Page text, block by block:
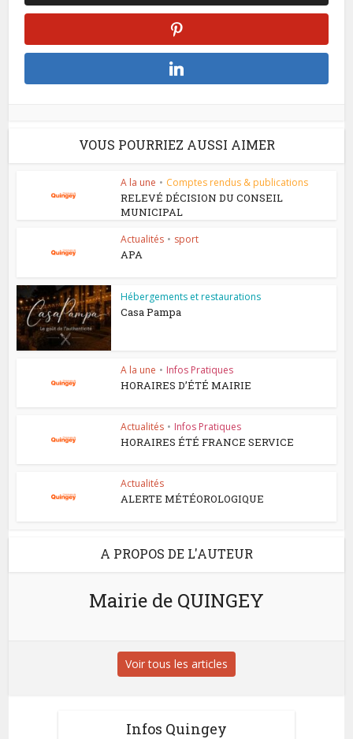
VOUS POURRIEZ AUSSI AIMER
A la une • Comptes rendus & publications
RELEVÉ DÉCISION DU CONSEIL
MUNICIPAL
Actualités • sport
APA
Hébergements et restaurations
Casa Pampa
A la une • Infos Pratiques
HORAIRES D’ÉTÉ MAIRIE
Actualités • Infos Pratiques
HORAIRES ÉTÉ FRANCE SERVICE
Actualités
ALERTE MÉTÉOROLOGIQUE
A PROPOS DE L'AUTEUR
Mairie de QUINGEY
Voir tous les articles
Infos Quingey